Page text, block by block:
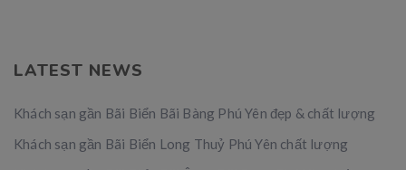
LATEST NEWS
Khách sạn gần Bãi Biển Bãi Bàng Phú Yên đẹp & chất lượng
Khách sạn gần Bãi Biển Long Thuỷ Phú Yên chất lượng